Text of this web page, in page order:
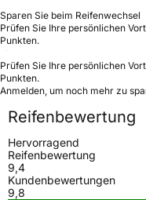
Sparen Sie beim Reifenwechsel
Prüfen Sie Ihre persönlichen
Punkten.
Prüfen Sie Ihre persönlichen
Punkten.
Anmelden, um noch mehr zu
Reifenbewertung
Hervorragend
Reifenbewertung
9,4
Kundenbewertungen
9,8